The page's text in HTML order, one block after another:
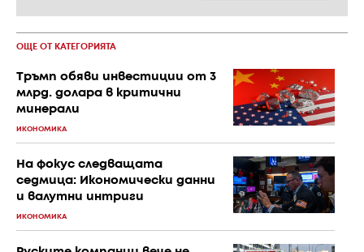
ОЩЕ ОТ КАТЕГОРИЯТА
Тръмп обяви инвестиции от 3
млрд. долара в критични
минерали
ИКОНОМИКА
На фокус следващата
седмица: Икономически данни
и валутни интриги
ИКОНОМИКА